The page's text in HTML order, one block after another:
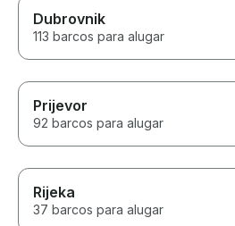
Dubrovnik
113 barcos para alugar
Prijevor
92 barcos para alugar
Rijeka
37 barcos para alugar